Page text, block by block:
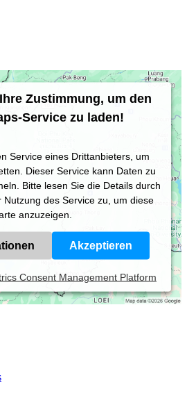
Zustimmung, um den
Service zu laden!
Service eines Drittanbieters, um
Dieser Service kann Daten zu
Bitte lesen Sie die Details durch
des Service zu, um diese
anzuzeigen.
Akzeptieren
Consent Management Platform